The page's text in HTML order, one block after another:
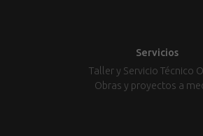
Servicios
Taller y Servicio Técnico
Obras y proyectos a